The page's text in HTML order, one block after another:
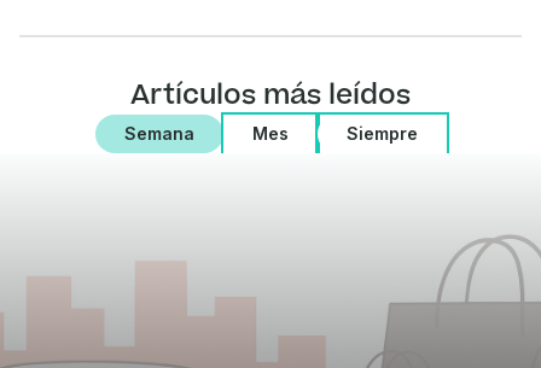
Artículos más leídos
Semana Mes Siempre